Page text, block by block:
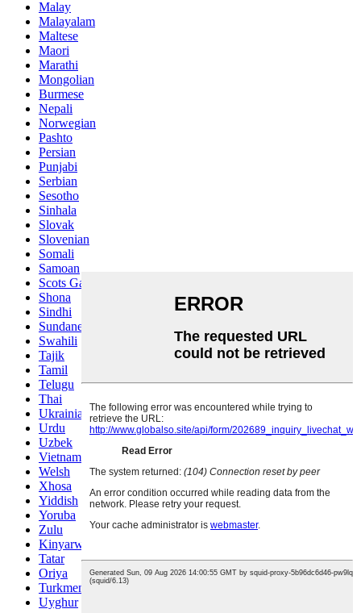
Malay
Malayalam
Maltese
Maori
Marathi
Mongolian
Burmese
Nepali
Norwegian
Pashto
Persian
Punjabi
Serbian
Sesotho
Sinhala
Slovak
Slovenian
Somali
Samoan
Scots Gaelic
Shona
Sindhi
Sundanese
Swahili
Tajik
Tamil
Telugu
Thai
Ukrainian
Urdu
Uzbek
Vietnamese
Welsh
Xhosa
Yiddish
Yoruba
Zulu
Kinyarwanda
Tatar
Oriya
Turkmen
Uyghur